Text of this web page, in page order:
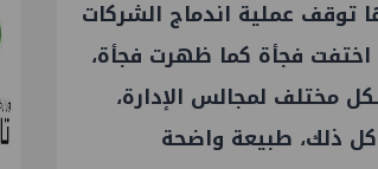
توقف عملية اندماج الشركات
اختفت فجأة كما ظهرت فجأة،
مختلف لمجالس الإدارة،
كل ذلك، طبيعة واضحة